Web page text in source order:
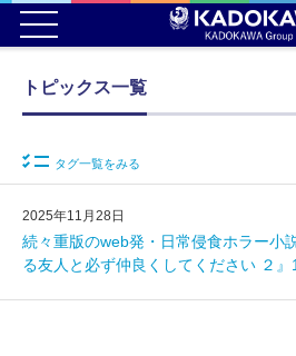
トピックス一覧
タグ一覧をみる
2025年11月28日
続々重版のweb発・日常侵食ホラー小
る友人と必ず仲良くしてください ２』